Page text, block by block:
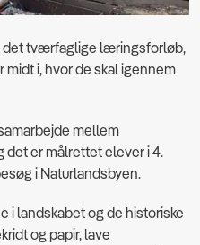
det tværfaglige læringsforløb,
i, hvor de skal igennem
mellem
det er målrettet elever i 4.
i Naturlandsbyen.
i landskabet og de historiske
og papir, lave